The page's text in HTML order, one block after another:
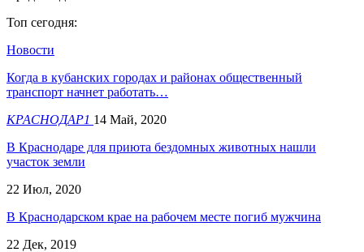
Топ сегодня:
Новости
Когда в кубанских городах и районах общественный
транспорт начнет работать…
КРАСНОДАР1 14 Май, 2020
В Краснодаре для приюта бездомных животных нашли
участок земли
22 Июл, 2020
В Краснодарском крае на рабочем месте погиб мужчина
22 Дек, 2019